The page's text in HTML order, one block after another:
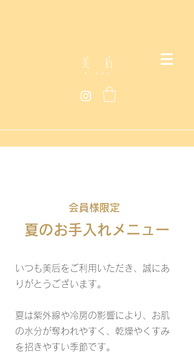
夏のお手入れメニュー
会員様限定​
いつも美后をご利用いただき、誠にあ
りがとうございます。
夏は紫外線や冷房の影響により、お肌
の水分が奪われやすく、乾燥やくすみ
を招きやすい季節です。